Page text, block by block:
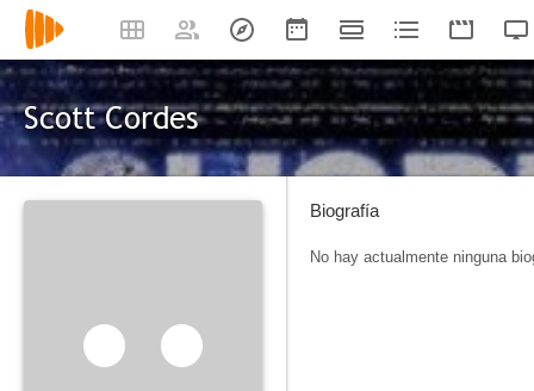
Scott Cordes
Biografía
No hay actualmente ninguna